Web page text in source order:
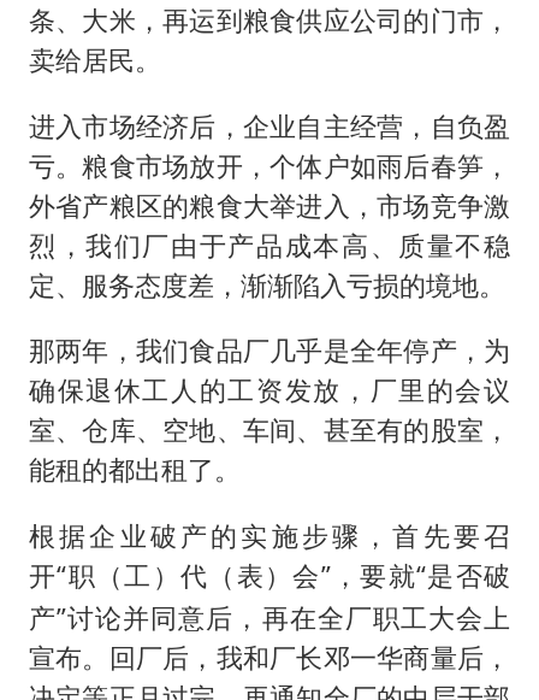
条、大米，再运到粮食供应公司的门市，
卖给居民。
进入市场经济后，企业自主经营，自负盈
亏。粮食市场放开，个体户如雨后春笋，
外省产粮区的粮食大举进入，市场竞争激
烈，我们厂由于产品成本高、质量不稳
定、服务态度差，渐渐陷入亏损的境地。
那两年，我们食品厂几乎是全年停产，为
确保退休工人的工资发放，厂里的会议
室、仓库、空地、车间、甚至有的股室，
能租的都出租了。
根据企业破产的实施步骤，首先要召
开“职 （工） 代 （表）会”，要就“是否破
产”讨论并同意后，再在全厂职工大会上
宣布。回厂后，我和厂长邓一华商量后，